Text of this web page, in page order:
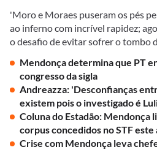
'Moro e Moraes puseram os pés
ao inferno com incrível rapidez;
o desafio de evitar sofrer o tombo
Mendonça determina que PT
congresso da sigla
Andreazza: 'Desconfianças
existem pois o investigado é
Coluna do Estadão: Mendonça
corpus concedidos no STF este
Crise com Mendonça leva